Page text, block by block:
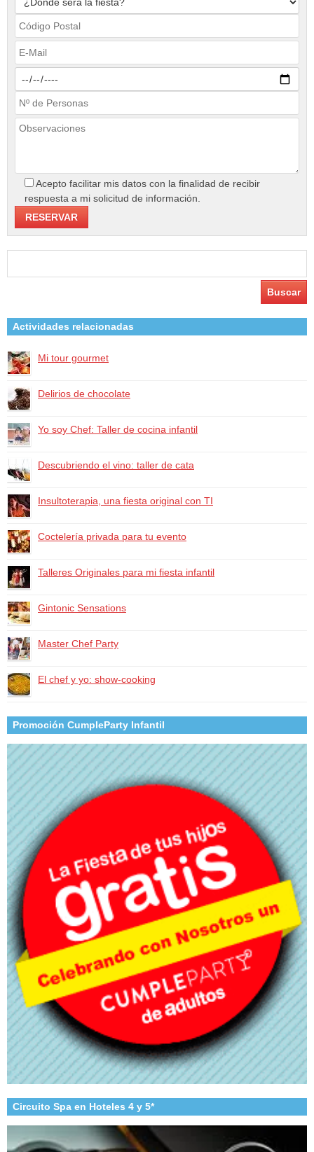
Acepto facilitar mis datos con la finalidad de recibir
respuesta a mi solicitud de información.
Actividades relacionadas
Mi tour gourmet
Delirios de chocolate
Yo soy Chef: Taller de cocina infantil
Descubriendo el vino: taller de cata
Insultoterapia, una fiesta original con TI
Coctelería privada para tu evento
Talleres Originales para mi fiesta infantil
Gintonic Sensations
Master Chef Party
El chef y yo: show-cooking
Promoción CumpleParty Infantil
Circuito Spa en Hoteles 4 y 5*